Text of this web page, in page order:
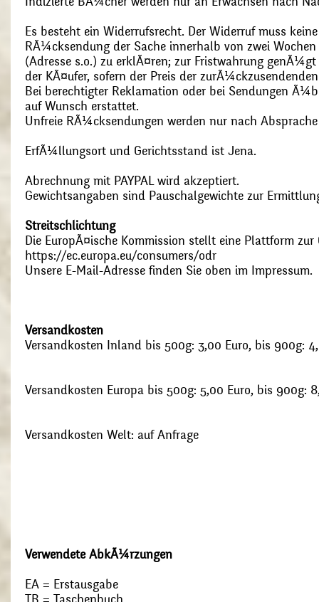
Es besteht ein Widerrufsrecht. Der Widerruf muss
RÃ¼cksendung der Sache innerhalb von zwei
(Adresse s.o.) zu erklÃ¤ren; zur Fristwahrung
der KÃ¤ufer, sofern der Preis der
Bei berechtigter Reklamation oder bei Sendungen
auf Wunsch erstattet.
Unfreie RÃ¼cksendungen werden nur nach
ErfÃ¼llungsort und Gerichtsstand ist Jena.
Abrechnung mit PAYPAL wird akzeptiert.
Gewichtsangaben sind Pauschalgewichte zur
Streitschlichtung
Die EuropÃ¤ische Kommission stellt eine Plattform
https://ec.europa.eu/consumers/odr
Unsere E-Mail-Adresse finden Sie oben im Impressum.
Versandkosten
Versandkosten Inland bis 500g: 3,00 Euro, bis 900g:
Versandkosten Europa bis 500g: 5,00 Euro, bis 900g:
Versandkosten Welt: auf Anfrage
Verwendete AbkÃ¼rzungen
EA = Erstausgabe